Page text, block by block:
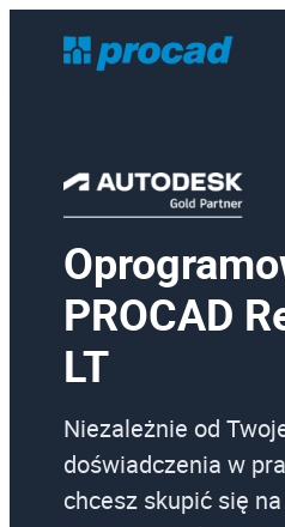
PROCAD
LT
Niezależnie od
doświadczenia w
chcesz skupić się
Oprogramowanie
Szkolenia
Promocje
Wiedza